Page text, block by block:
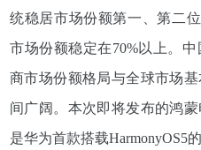
资鲸精选 | 小米同股不同权的
设计和雷军对公司的控制权
08-23
腾讯与马化腾：腾讯五虎是如
配股权的
统稳居市场份额第一、第二
市场份额稳定在70%以上。
商市场份额格局与全球市场
间广阔。本次即将发布的鸿
是华为首款搭载HarmonyOS5